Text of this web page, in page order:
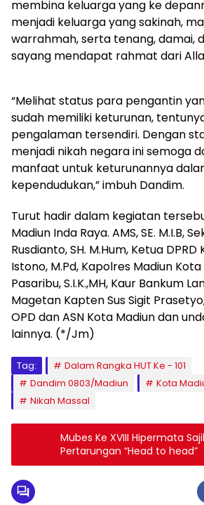
membina keluarga yang ke
menjadi keluarga yang sakinah,
warrahmah, serta tenang, damai,
sayang mendapat rahmat dari
“Melihat status para pengantin
sudah memiliki keturunan,
pengalaman tersendiri. Dengan
menjadi nikah negara ini semoga
manfaat untuk keturunannya
kependudukan,” imbuh Dandim.
Turut hadir dalam kegiatan
Madiun Inda Raya. AMS, SE. M.I.B,
Rusdianto, SH. M.Hum, Ketua
Istono, M.Pd, Kapolres Madiun Kota
Pasaribu, S.I.K.,MH, Kaur Bankum
Magetan Kapten Sus Sigit
OPD dan ASN Kota Madiun dan
lainnya. (*/Jm)
Tag:
Dalam Rangka HUT Ke - 101
Dandim 0803/Madiun
Kota
Nikah Massal
Mubes Ke XVIII Hipermata
Pertarungan “Head to head”